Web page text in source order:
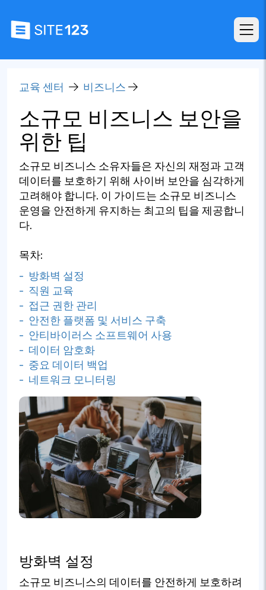
교육 센터 비즈니스
소규모 비즈니스 보안을
위한 팁
소규모 비즈니스 소유자들은 자신의 재정과 고객
데이터를 보호하기 위해 사이버 보안을 심각하게
고려해야 합니다. 이 가이드는 소규모 비즈니스
운영을 안전하게 유지하는 최고의 팁을 제공합니
다.
목차:
- 방화벽 설정
- 직원 교육
- 접근 권한 관리
- 안전한 플랫폼 및 서비스 구축
- 안티바이러스 소프트웨어 사용
- 데이터 암호화
- 중요 데이터 백업
- 네트워크 모니터링
방화벽 설정
소규모 비즈니스의 데이터를 안전하게 보호하려